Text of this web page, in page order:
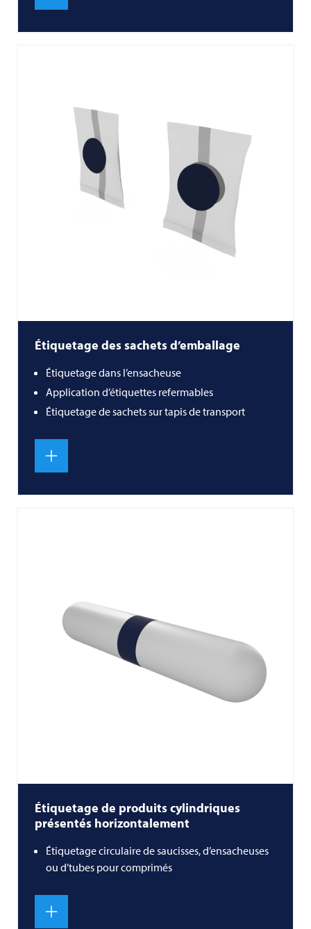
Étiquetage des sachets d’emballage
Étiquetage dans l’ensacheuse
Application d’étiquettes refermables
Étiquetage de sachets sur tapis de transport
Étiquetage de produits cylindriques
présentés horizontalement
Étiquetage circulaire de saucisses, d’ensacheuses
ou d’tubes pour comprimés